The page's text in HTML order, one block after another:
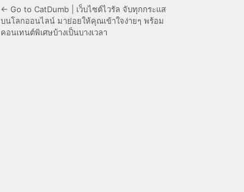
← Go to CatDumb | เว็บไซต์ไวรัล จับทุกกระแส
บนโลกออนไลน์ มาย่อยให้คุณเข้าใจง่ายๆ พร้อม
คอนเทนต์พิเศษบ้างเป็นบางเวลา